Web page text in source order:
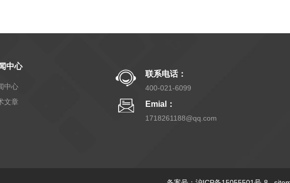
中心
中心
文章
联系电话：
400-021-6099
Emial：
1718261188@qq.com